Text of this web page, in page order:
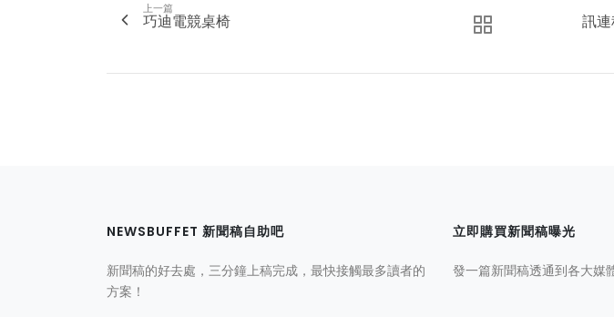
上一篇
巧迪電競桌椅 訊
NEWSBUFFET 新聞稿自助吧
新聞稿的好去處，三分鐘上稿完成，最快接觸最多讀者的
方案！
立即購買新聞稿曝光
發一篇新聞稿透通到各大媒